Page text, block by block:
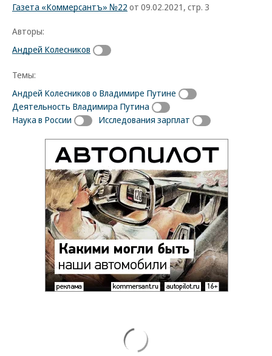
Газета «Коммерсантъ» №22 от 09.02.2021, стр. 3
Авторы:
Андрей Колесников
Темы:
Андрей Колесников о Владимире Путине
Деятельность Владимира Путина
Наука в России
Исследования зарплат